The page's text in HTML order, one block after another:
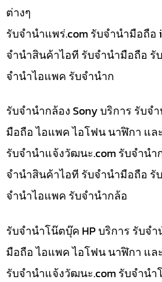
ต่างๆ
รับจํานําแพร่.com รับจำนำมือถือ
จำนำสินค้าไอที รับจำนำมือถือ รั
จำนำไอแพค รับจำนำก
รับจำนำกล้อง Sony บริการ รับจ
มือถือ ไอแพค ไอโฟน นาฬิกา แล
รับจํานําแจ้งวัฒนะ.com รับจำนำ
จำนำสินค้าไอที รับจำนำมือถือ รั
จำนำไอแพค รับจำนำกล้อ
รับจำนำโน๊ตบุ๊ค HP บริการ รับจ
มือถือ ไอแพค ไอโฟน นาฬิกา แล
รับจํานําแจ้งวัฒนะ.com รับจำนำ